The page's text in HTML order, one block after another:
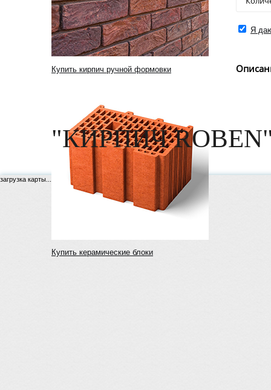
Купить кирпич ручной формовки
Купить керамические блоки
Я
"КИРПИЧ
загрузка карты...